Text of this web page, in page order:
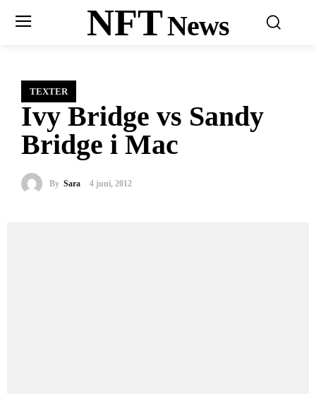
NFTNews
TEXTER
Ivy Bridge vs Sandy
Bridge i Mac
By Sara 4 juni, 2012